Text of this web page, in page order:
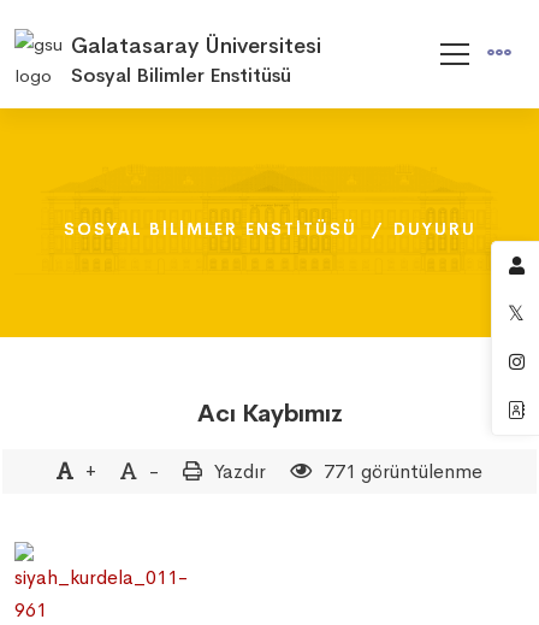
Galatasaray Üniversitesi
Sosyal Bilimler Enstitüsü
SOSYAL BILIMLER ENSTITÜSÜ DUYURU
SOSYAL BILIMLER ENSTITÜSÜ DUYURU
SOSYAL BILIMLER ENSTITÜSÜ DUYURU
Acı Kaybımız
+ - Yazdır 771 görüntülenme